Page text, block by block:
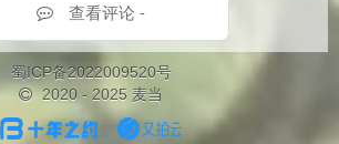
查看评论 -
蜀ICP备2022009520号
2020 - 2025 麦当